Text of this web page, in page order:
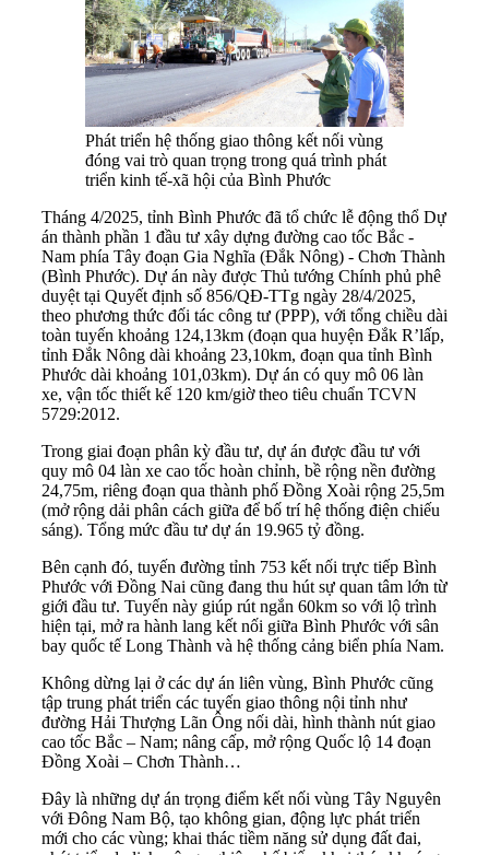
Phát triển hệ thống giao thông kết nối vùng
đóng vai trò quan trọng trong quá trình phát
triển kinh tế-xã hội của Bình Phước
Tháng 4/2025, tỉnh Bình Phước đã tổ chức lễ động thổ Dự
án thành phần 1 đầu tư xây dựng đường cao tốc Bắc -
Nam phía Tây đoạn Gia Nghĩa (Đắk Nông) - Chơn Thành
(Bình Phước). Dự án này được Thủ tướng Chính phủ phê
duyệt tại Quyết định số 856/QĐ-TTg ngày 28/4/2025,
theo phương thức đối tác công tư (PPP), với tổng chiều dài
toàn tuyến khoảng 124,13km (đoạn qua huyện Đắk R’lấp,
tỉnh Đắk Nông dài khoảng 23,10km, đoạn qua tỉnh Bình
Phước dài khoảng 101,03km). Dự án có quy mô 06 làn
xe, vận tốc thiết kế 120 km/giờ theo tiêu chuẩn TCVN
5729:2012.
Trong giai đoạn phân kỳ đầu tư, dự án được đầu tư với
quy mô 04 làn xe cao tốc hoàn chỉnh, bề rộng nền đường
24,75m, riêng đoạn qua thành phố Đồng Xoài rộng 25,5m
(mở rộng dải phân cách giữa để bố trí hệ thống điện chiếu
sáng). Tổng mức đầu tư dự án 19.965 tỷ đồng.
Bên cạnh đó, tuyến đường tỉnh 753 kết nối trực tiếp Bình
Phước với Đồng Nai cũng đang thu hút sự quan tâm lớn từ
giới đầu tư. Tuyến này giúp rút ngắn 60km so với lộ trình
hiện tại, mở ra hành lang kết nối giữa Bình Phước với sân
bay quốc tế Long Thành và hệ thống cảng biển phía Nam.
Không dừng lại ở các dự án liên vùng, Bình Phước cũng
tập trung phát triển các tuyến giao thông nội tỉnh như
đường Hải Thượng Lãn Ông nối dài, hình thành nút giao
cao tốc Bắc – Nam; nâng cấp, mở rộng Quốc lộ 14 đoạn
Đồng Xoài – Chơn Thành…
Đây là những dự án trọng điểm kết nối vùng Tây Nguyên
với Đông Nam Bộ, tạo không gian, động lực phát triển
mới cho các vùng; khai thác tiềm năng sử dụng đất đai,